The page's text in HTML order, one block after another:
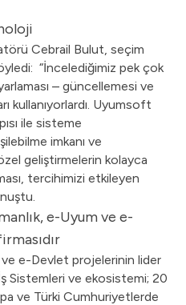
Cebrail Bulut, seçim
“İncelediğimiz pek çok
– güncellemesi ve
kullanıyorlardı. Uyumsoft
ile sisteme
imkanı ve
geliştirmelerin kolayca
tercihimizi etkileyen
e-Uyum ve e-
ve e-Devlet projelerinin lider
Sistemleri ve ekosistemi; 20
ve Türki Cumhuriyetlerde